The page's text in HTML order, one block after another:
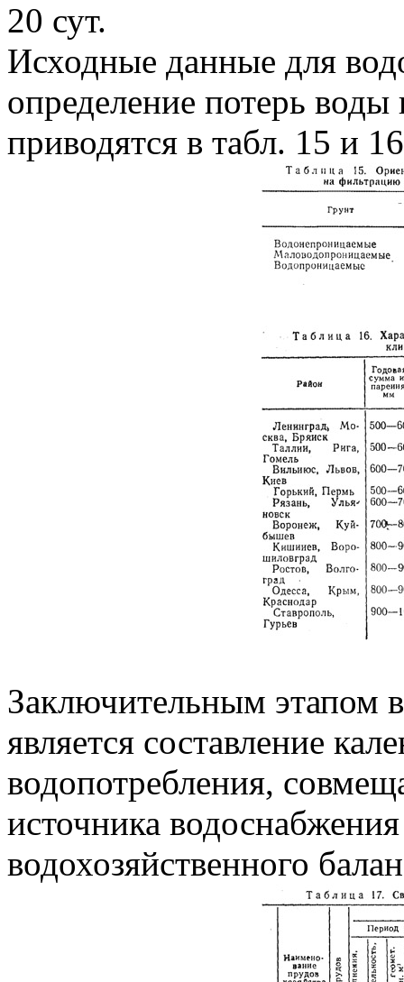
20 сут.
Исходные данные для
определение потерь
приводятся в табл. 15 и
Заключительным этапом
является составление
водопотребления,
источника
водохозяйственного